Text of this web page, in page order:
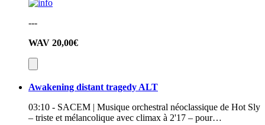
---
WAV 20,00€
Awakening distant tragedy ALT
03:10 - SACEM | Musique orchestral néoclassique de Hot Sly
– triste et mélancolique avec climax à 2'17 – pour…